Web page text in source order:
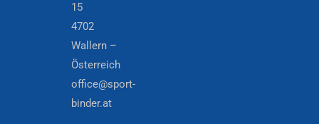
15
4702
Wallern –
Österreich
office@sport-
binder.at